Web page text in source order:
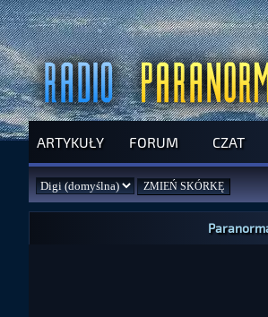
ARTYKUŁY FORUM CZAT